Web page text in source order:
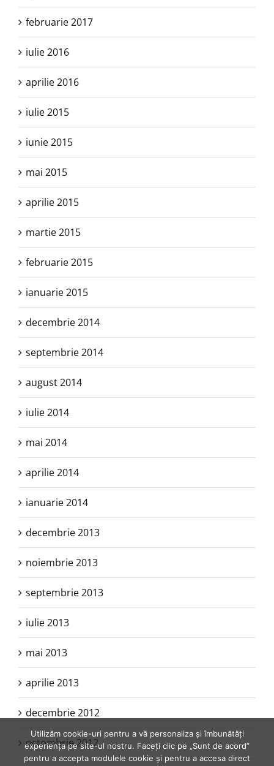
februarie 2017
iulie 2016
aprilie 2016
iulie 2015
iunie 2015
mai 2015
aprilie 2015
martie 2015
februarie 2015
ianuarie 2015
decembrie 2014
septembrie 2014
august 2014
iulie 2014
mai 2014
aprilie 2014
ianuarie 2014
decembrie 2013
noiembrie 2013
septembrie 2013
iulie 2013
mai 2013
aprilie 2013
decembrie 2012
octombrie 2012
Utilizăm cookie-uri pentru a vă personaliza și îmbunătăți
experiența pe site-ul nostru. Faceți clic pe „Sunt de acord”
pentru a accepta modulele cookie și pentru a accesa direct